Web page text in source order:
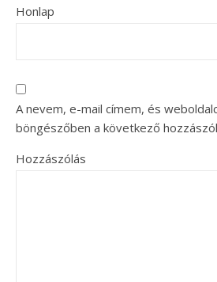
Honlap
A nevem, e-mail címem, és
böngészőben a következő
Hozzászólás